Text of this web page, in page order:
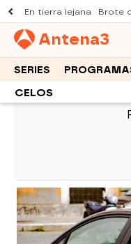
En tierra lejana Brote
Antena3
SERIES
CELOS